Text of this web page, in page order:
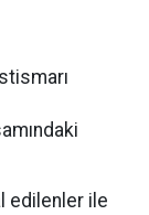
edilenler ile